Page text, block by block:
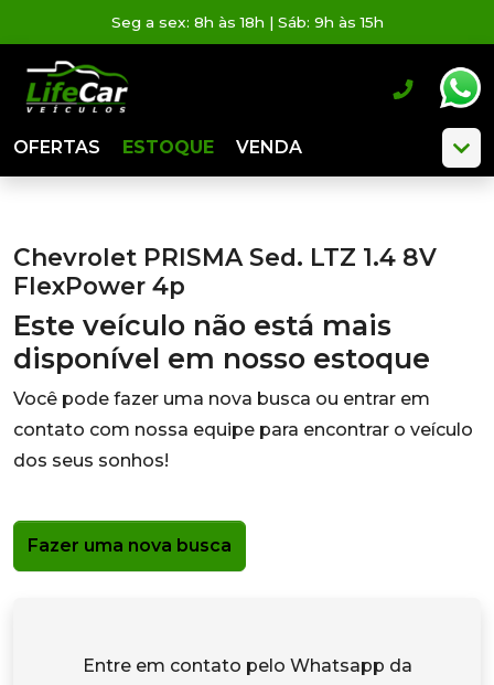
Seg a sex: 8h às 18h | Sáb: 9h às 15h
OFERTAS ESTOQUE VENDA
Chevrolet PRISMA Sed. LTZ 1.4 8V
FlexPower 4p
Este veículo não está mais
disponível em nosso estoque
Você pode fazer uma nova busca ou entrar em
contato com nossa equipe para encontrar o veículo
dos seus sonhos!
Fazer uma nova busca
Entre em contato pelo Whatsapp da